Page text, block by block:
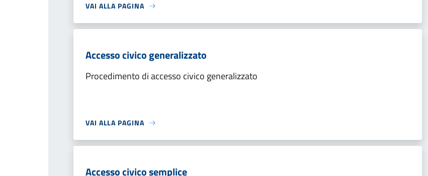
VAI ALLA PAGINA
Accesso civico generalizzato
Procedimento di accesso civico generalizzato
VAI ALLA PAGINA
Accesso civico semplice